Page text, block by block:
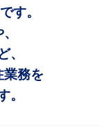
す。
、
業務を
。